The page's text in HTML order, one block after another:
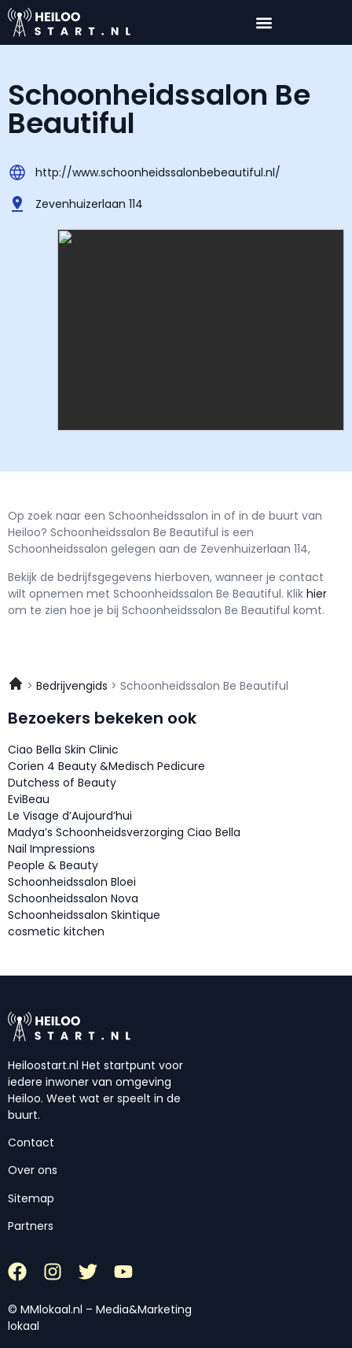
Schoonheidssalon Be
Beautiful
http://www.schoonheidssalonbebeautiful.nl/
Zevenhuizerlaan 114
Op zoek naar een Schoonheidssalon in of in de buurt van
Heiloo? Schoonheidssalon Be Beautiful is een
Schoonheidssalon gelegen aan de Zevenhuizerlaan 114,
Bekijk de bedrijfsgegevens hierboven, wanneer je contact
wilt opnemen met Schoonheidssalon Be Beautiful. Klik hier
om te zien hoe je bij Schoonheidssalon Be Beautiful komt.
Bedrijvengids Schoonheidssalon Be Beautiful
Bezoekers bekeken ook
Ciao Bella Skin Clinic
Corien 4 Beauty &Medisch Pedicure
Dutchess of Beauty
EviBeau
Le Visage d’Aujourd’hui
Madya’s Schoonheidsverzorging Ciao Bella
Nail Impressions
People & Beauty
Schoonheidssalon Bloei
Schoonheidssalon Nova
Schoonheidssalon Skintique
cosmetic kitchen
Heiloostart.nl Het startpunt voor
iedere inwoner van omgeving
Heiloo. Weet wat er speelt in de
buurt.
Contact
Over ons
Sitemap
Partners
© MMlokaal.nl – Media&Marketing
lokaal